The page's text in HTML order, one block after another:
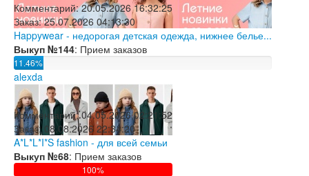
Комментарий:20.05.2026 16:32:25
Заказ:25.07.2026 04:13:30
Happywear - недорогая детская одежда, нижнее белье...
Выкуп №144: Прием заказов
11.46%
alexda
Комментарий:04.05.2026 02:21:52
Заказ:08.08.2026 22:34:20
A*L*L*I*S fashion - для всей семьи
Выкуп №68: Прием заказов
100%